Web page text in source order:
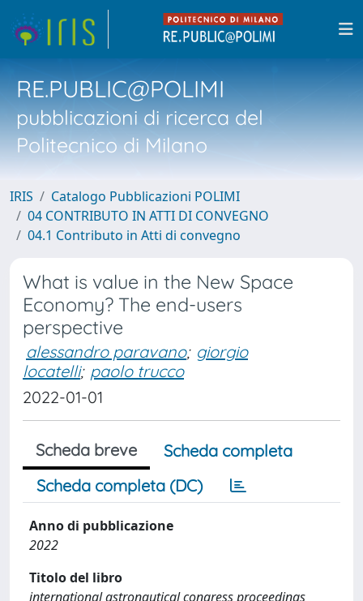
RE.PUBLIC@POLIMI
pubblicazioni di ricerca del
Politecnico di Milano
IRIS
Catalogo Pubblicazioni POLIMI
04 CONTRIBUTO IN ATTI DI CONVEGNO
04.1 Contributo in Atti di convegno
What is value in the New Space
Economy? The end-users
perspective
alessandro paravano; giorgio
locatelli; paolo trucco
2022-01-01
Scheda breve
Scheda completa
Scheda completa (DC)
Anno di pubblicazione
2022
Titolo del libro
international astronautical congress proceedings